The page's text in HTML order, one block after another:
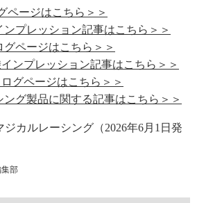
ページはこちら＞＞
プレッション記事はこちら＞＞
ページはこちら＞＞
ンプレッション記事はこちら＞＞
グページはこちら＞＞
グ製品に関する記事はこちら＞＞
ジカルレーシング（2026年6月1日発
部